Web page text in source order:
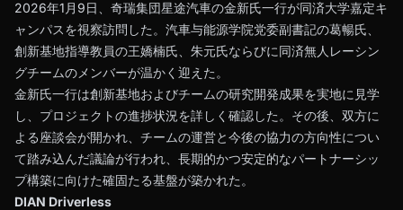
2026年1月9日、奇瑞集団星途汽車の金新氏一行が同済大学嘉定キ
ャンパスを視察訪問した。汽車与能源学院党委副書記の葛暢氏、
創新基地指導教員の王嬌楠氏、朱元氏ならびに同済無人レーシン
グチームのメンバーが温かく迎えた。
金新氏一行は創新基地およびチームの研究開発成果を実地に見学
し、プロジェクトの進捗状況を詳しく確認した。その後、双方に
よる座談会が開かれ、チームの運営と今後の協力の方向性につい
て踏み込んだ議論が行われ、長期的かつ安定的なパートナーシッ
プ構築に向けた確固たる基盤が築かれた。
DIAN Driverless